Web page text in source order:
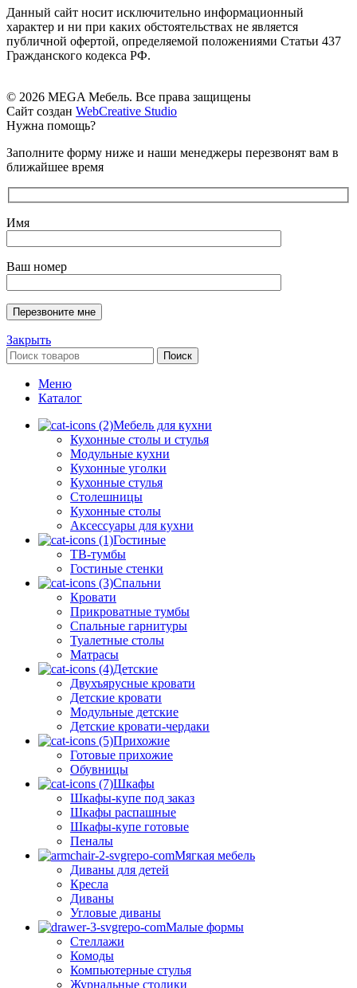
Данный сайт носит исключительно информационный
характер и ни при каких обстоятельствах не является
публичной офертой, определяемой положениями Статьи 437
Гражданского кодекса РФ.
© 2026 MEGA Мебель. Все права защищены
Сайт создан WebCreative Studio
Нужна помощь?
Заполните форму ниже и наши менеджеры перезвонят вам в
ближайшее время
Имя
Ваш номер
Закрыть
Поиск
Меню
Каталог
Мебель для кухни
Кухонные столы и стулья
Модульные кухни
Кухонные уголки
Кухонные стулья
Столешницы
Кухонные столы
Аксессуары для кухни
Гостиные
ТВ-тумбы
Гостиные стенки
Спальни
Кровати
Прикроватные тумбы
Спальные гарнитуры
Туалетные столы
Матрасы
Детские
Двухъярусные кровати
Детские кровати
Модульные детские
Детские кровати-чердаки
Прихожие
Готовые прихожие
Обувницы
Шкафы
Шкафы-купе под заказ
Шкафы распашные
Шкафы-купе готовые
Пеналы
Мягкая мебель
Диваны для детей
Кресла
Диваны
Угловые диваны
Малые формы
Стеллажи
Комоды
Компьютерные стулья
Журнальные столики